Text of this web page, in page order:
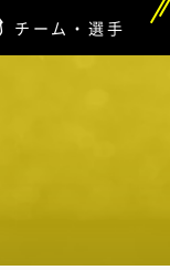
チーム・選手